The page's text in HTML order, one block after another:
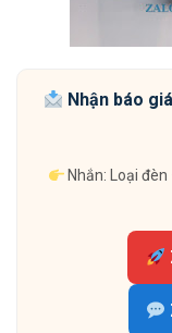
Nhận báo
Nhắn: Loại